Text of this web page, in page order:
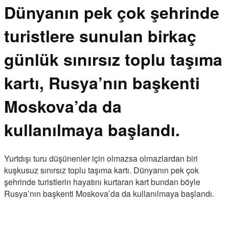
Dünyanın pek çok şehrinde
turistlere sunulan birkaç
günlük sınırsız toplu taşıma
kartı, Rusya’nın başkenti
Moskova’da da
kullanılmaya başlandı.
Yurtdışı turu düşünenler için olmazsa olmazlardan biri
kuşkusuz sınırsız toplu taşıma kartı. Dünyanın pek çok
şehrinde turistlerin hayatını kurtaran kart bundan böyle
Rusya’nın başkenti Moskova’da da kullanılmaya başlandı.